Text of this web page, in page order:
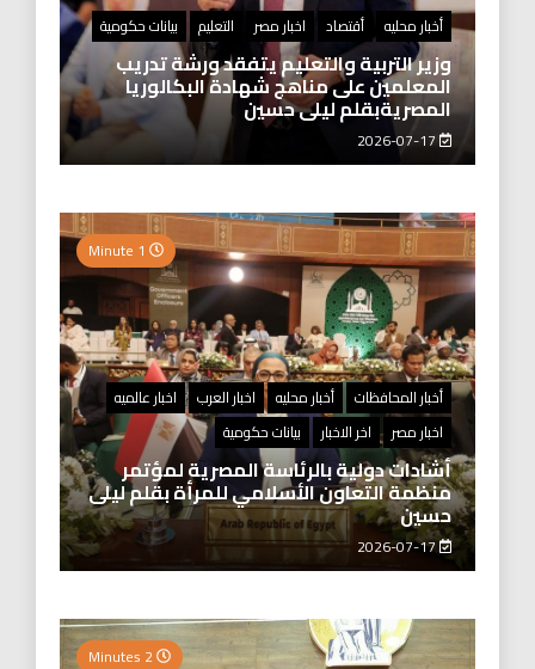
أخبار محليه أقتصاد اخبار مصر التعليم بيانات حكومية
وزير التربية والتعليم يتفقد ورشة تدريب
المعلمين على مناهج شهادة البكالوريا
المصريةبقلم ليلى حسين
2026-07-17
أخبار المحافظات أخبار محليه اخبار العرب
اخبار عالميه
اخبار مصر
اخر الاخبار بيانات حكومية
أشادات دولية بالرئاسة المصرية لمؤتمر
منظمة التعاون الأسلامي للمرأة بقلم ليلى
حسين
2026-07-17